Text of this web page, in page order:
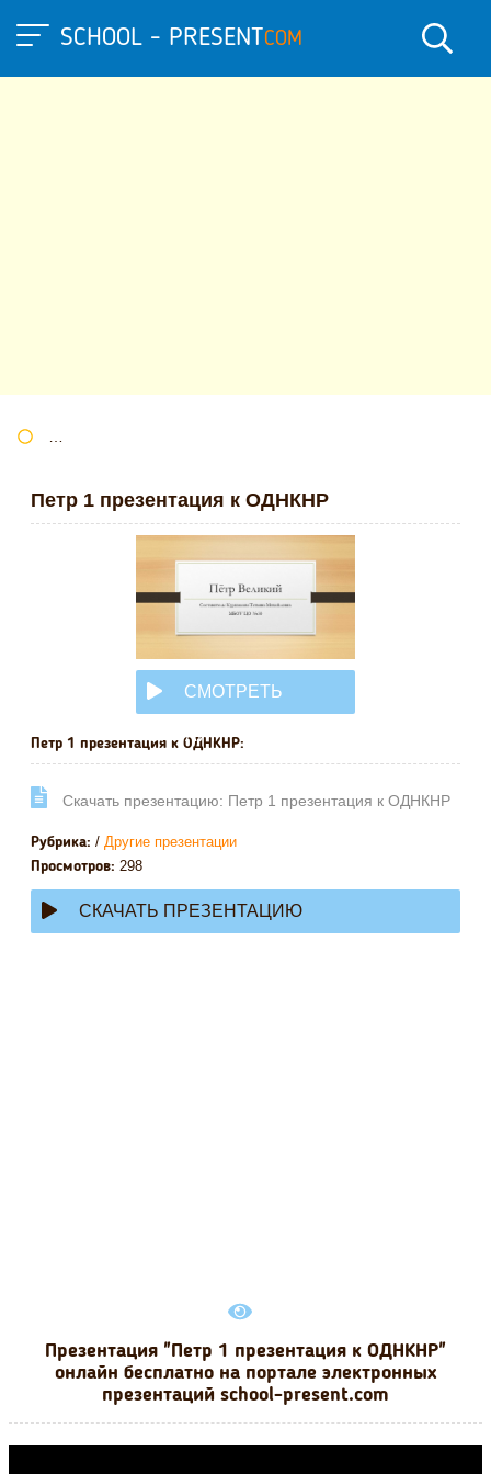
SCHOOL - PRESENTCOM
Петр 1 презентация к ОДНКНР
СМОТРЕТЬ
ОНЛАЙН
Петр 1 презентация к ОДНКНР:
Cкачать презентацию: Петр 1 презентация к ОДНКНР
Рубрика: / Другие презентации
Просмотров: 298
СКАЧАТЬ ПРЕЗЕНТАЦИЮ
Презентация "Петр 1 презентация к ОДНКНР"
онлайн бесплатно на портале электронных
презентаций school-present.com